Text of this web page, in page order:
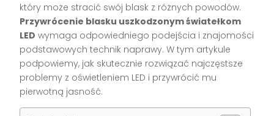
który może stracić swój blask z różnych powodów.
Przywrócenie blasku uszkodzonym światełkom
LED wymaga odpowiedniego podejścia i znajomości
podstawowych technik naprawy. W tym artykule
podpowiemy, jak skutecznie rozwiązać najczęstsze
problemy z oświetleniem LED i przywrócić mu
pierwotną jasność.